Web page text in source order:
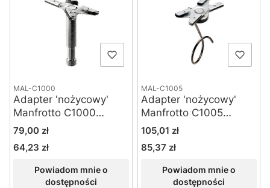
MAL-C1000
Adapter 'nożycowy'
Manfrotto C1000
special
Cena
79,00 zł
Cena
64,23 zł
Powiadom mnie o
dostępności
MAL-C1005
Adapter 'nożycowy'
Manfrotto C1005
special
Cena
105,01 zł
Cena
85,37 zł
Powiadom mnie o
dostępności